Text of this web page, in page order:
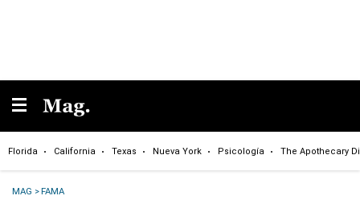
Florida California Texas Nueva York Psicología The Apothecary
MAG >FAMA